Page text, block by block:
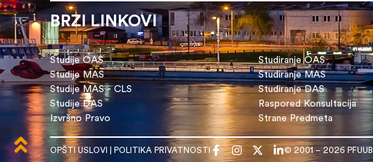
BRZI LINKOVI
Studije OAS
Studije MAS
Studije MAS - CLS
Studije DAS
Izvršno Pravo
Studiranje OAS
Studiranje MAS
Studiranje DAS
Raspored Konsultacija
Strane Predmeta
OPŠTI USLOVI POLITIKA PRIVATNOSTI © 2001 – 2026 PFUUB